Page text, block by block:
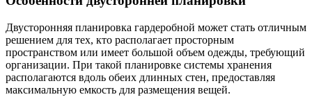
Двусторонняя планировка гардеробной может стать отличным
решением для тех, кто располагает просторным
пространством или имеет большой объем одежды, требующий
организации. При такой планировке системы хранения
располагаются вдоль обеих длинных стен, предоставляя
максимальную емкость для размещения вещей.